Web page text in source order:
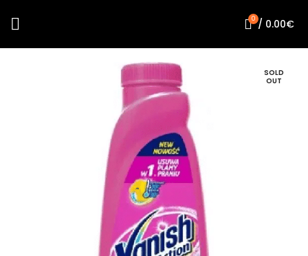
0 / 0.00€
SOLD
OUT